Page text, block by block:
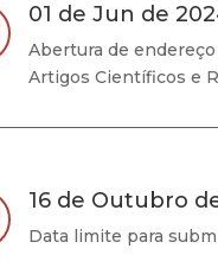
01 de Jun de
Abertura de
Artigos Científicos e
16 de Outubro
Data limite para